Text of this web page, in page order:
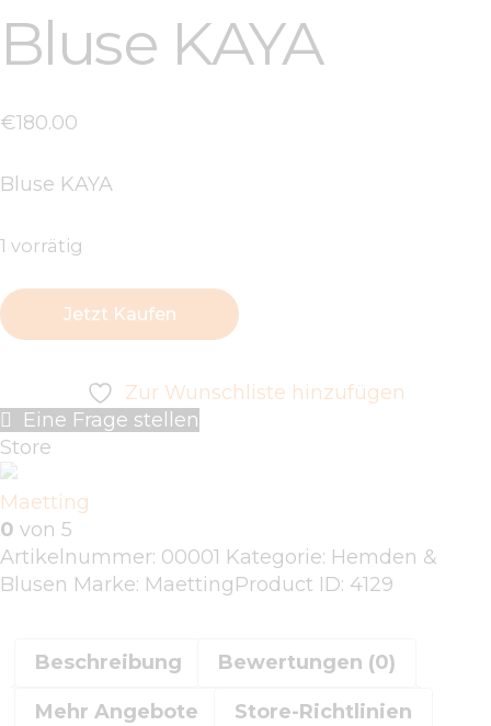
Bluse KAYA
€180.00
Bluse KAYA
1 vorrätig
Jetzt Kaufen
Zur Wunschliste hinzufügen
Eine Frage stellen
Store
Maetting
0 von 5
Artikelnummer: 00001 Kategorie: Hemden &
Blusen Marke: MaettingProduct ID: 4129
Beschreibung Bewertungen (0)
Mehr Angebote Store-Richtlinien